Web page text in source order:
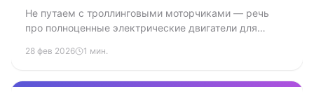
смысл
Не путаем с троллинговыми моторчиками — речь
про полноценные электрические двигатели для
батареи, запас хода, стоимость владения.
28 фев 2026 1 мин.